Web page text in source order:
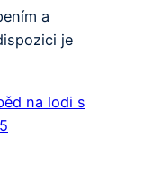
a
je
na lodi s